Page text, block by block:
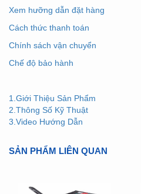
Xem hưỡng dẫn đặt hàng
Cách thức thanh toán
Chính sách vận chuyển
Chế độ bảo hành
1.Giới Thiệu Sản Phẩm
2.Thông Số Kỹ Thuật
3.Video Hướng Dẫn
SẢN PHẨM LIÊN QUAN